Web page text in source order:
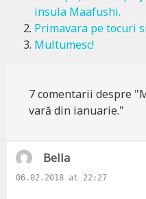
insula Maafushi.
Primavara pe tocuri
Multumesc!
7 comentarii despre
vară din ianuarie."
Bellas
a
06.02.2018 at 22:27